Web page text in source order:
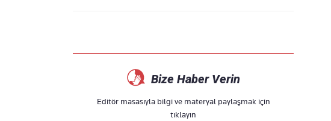
Bize Haber Verin
Editör masasıyla bilgi ve materyal paylaşmak için
tıklayın